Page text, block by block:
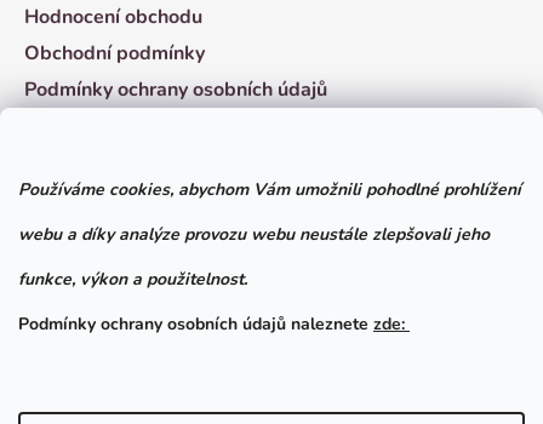
Používáme cookies, abychom Vám umožnili pohodlné prohlížení
webu a díky analýze provozu webu neustále zlepšovali jeho
funkce, výkon a použitelnost.
Podmínky ochrany osobních údajů naleznete zde:
Hodnocení obchodu
Obchodní podmínky
Podmínky ochrany osobních údajů
Facebook